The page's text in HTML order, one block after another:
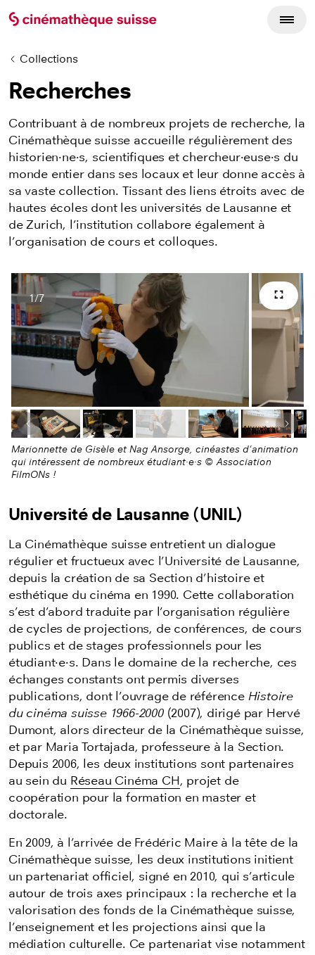
Collections
Recherches
Contribuant à de nombreux projets de recherche, la
Cinémathèque suisse accueille régulièrement des
historien·ne·s, scientifiques et chercheur·euse·s du
monde entier dans ses locaux et leur donne accès à
sa vaste collection. Tissant des liens étroits avec de
hautes écoles dont les universités de Lausanne et
de Zurich, l’institution collabore également à
l’organisation de cours et colloques.
Nombres d'images
1/7 Plein
Image précédente
Marionnette de Gisèle et Nag Ansorge, cinéastes d'animation
qui intéressent de nombreux étudiant·e·s © Association
FilmONs !
Université de Lausanne (UNIL)
La Cinémathèque suisse entretient un dialogue
régulier et fructueux avec l’Université de Lausanne,
depuis la création de sa Section d’histoire et
esthétique du cinéma en 1990. Cette collaboration
s’est d’abord traduite par l’organisation régulière
de cycles de projections, de conférences, de cours
publics et de stages professionnels pour les
étudiant·e·s. Dans le domaine de la recherche, ces
échanges constants ont permis diverses
publications, dont l’ouvrage de référence Histoire
du cinéma suisse 1966-2000(2007), dirigé par Hervé
Dumont, alors directeur de la Cinémathèque suisse,
et par Maria Tortajada, professeure à la Section.
Depuis 2006, les deux institutions sont partenaires
au sein du Réseau Cinéma CH, projet de
coopération pour la formation en master et
doctorale.
En 2009, à l’arrivée de Frédéric Maire à la tête de la
Cinémathèque suisse, les deux institutions initient
un partenariat officiel, signé en 2010, qui s’articule
autour de trois axes principaux : la recherche et la
valorisation des fonds de la Cinémathèque suisse,
l’enseignement et les projections ainsi que la
médiation culturelle. Ce partenariat vise notamment